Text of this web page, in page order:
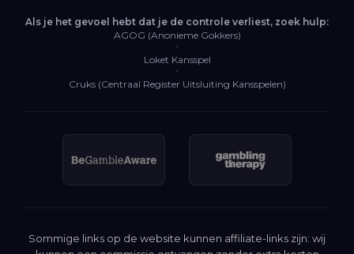
Als je het gevoel hebt dat je de controle verliest, zoek hulp:
AGOG (Anonieme Gokkers)
·
Loket Kansspel
·
Cruks (Centraal Register Uitsluiting Kansspelen)
Sommige links op de website kunnen affiliate-links zijn: wij